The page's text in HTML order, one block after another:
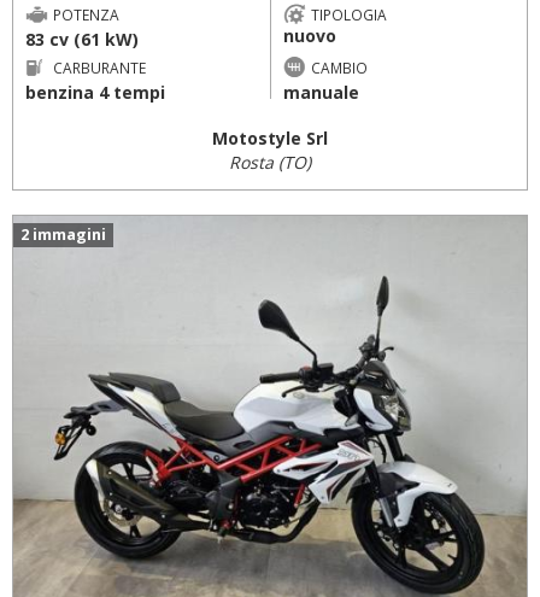
POTENZA
83 cv (61 kW)
TIPOLOGIA
nuovo
CARBURANTE
benzina 4 tempi
CAMBIO
manuale
Motostyle Srl
Rosta (TO)
2 immagini